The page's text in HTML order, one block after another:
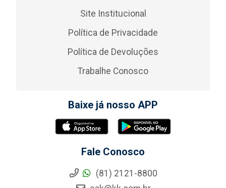
Site Institucional
Política de Privacidade
Política de Devoluções
Trabalhe Conosco
Baixe já nosso APP
Fale Conosco
(81) 2121-8800